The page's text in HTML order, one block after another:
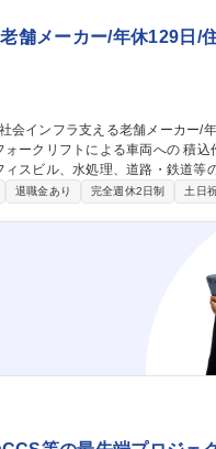
舗メーカー/年休129日/
車両への 積込作業 ・段ボールや木枠等
ルギーニーズが多様化し、
退職金あり 完全週休2日制 土日